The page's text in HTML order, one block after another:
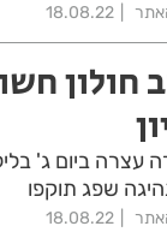
18.08.22
חולון
עצרה ביום ג'
נהיגה שפג תוקפו
18.08.22